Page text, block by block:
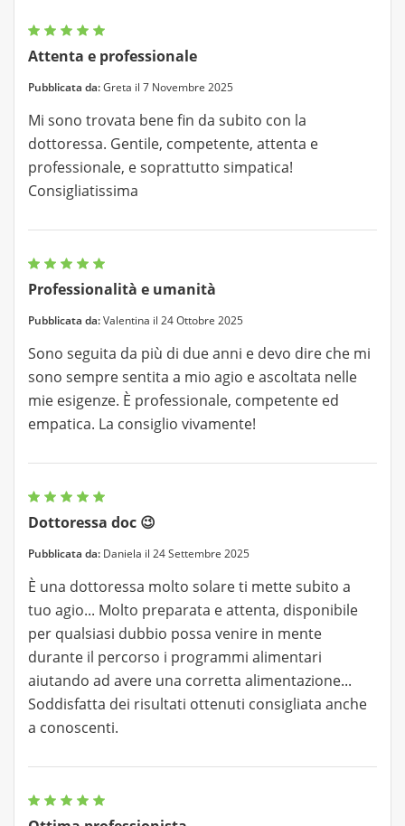
Attenta e professionale
Pubblicata da:Greta il 7 Novembre 2025
Mi sono trovata bene fin da subito con la
dottoressa. Gentile, competente, attenta e
professionale, e soprattutto simpatica!
Consigliatissima
Professionalità e umanità
Pubblicata da:Valentina il 24 Ottobre 2025
Sono seguita da più di due anni e devo dire che mi
sono sempre sentita a mio agio e ascoltata nelle
mie esigenze. È professionale, competente ed
empatica. La consiglio vivamente!
Dottoressa doc 😉
Pubblicata da: Daniela il 24 Settembre 2025
È una dottoressa molto solare ti mette subito a
tuo agio... Molto preparata e attenta, disponibile
per qualsiasi dubbio possa venire in mente
durante il percorso i programmi alimentari
aiutando ad avere una corretta alimentazione...
Soddisfatta dei risultati ottenuti consigliata anche
a conoscenti.